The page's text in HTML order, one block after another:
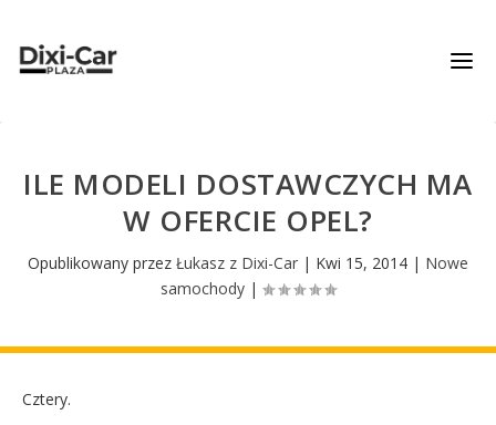
ILE MODELI DOSTAWCZYCH MA
W OFERCIE OPEL?
Opublikowany przez Łukasz z Dixi-Car | Kwi 15, 2014 | Nowe
samochody |
Cztery.